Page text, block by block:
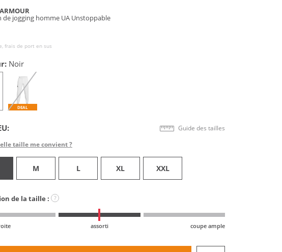
de jogging homme UA Unstoppable
frais de port en sus
Noir
DEAL
Guide des tailles
taille me convient ?
M L XL XXL
de la taille : ?
assorti coupe ample